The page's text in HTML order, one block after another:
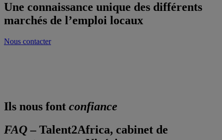
Une connaissance unique des différents
marchés de l’emploi locaux
Nous contacter
Ils nous font confiance
FAQ – Talent2Africa, cabinet de